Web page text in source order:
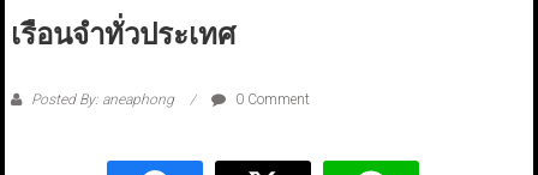
เรือนจำทั่วประเทศ
Posted By: aneaphong 0 Comment